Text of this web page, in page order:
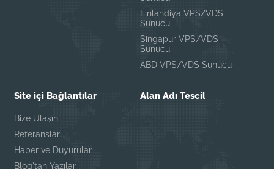
Finlandiya VPS/VDS
Sunucu
Singapur VPS/VDS
Sunucu
ABD VPS/VDS Sunucu
Site içi Bağlantılar
Bize Ulaşın
Referanslar
Haber ve Duyurular
Blog'tan Yazılar
Alan Adı Tescil